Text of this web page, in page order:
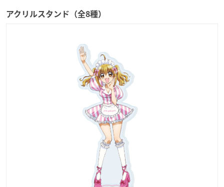
アクリルスタンド（全8種）